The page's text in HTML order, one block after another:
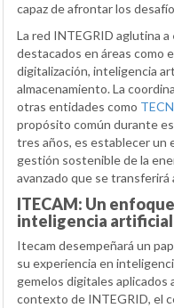
capaz de afrontar los
La red INTEGRID aglutina a
destacados en áreas como
digitalización, inteligencia
almacenamiento. La
otras entidades como
propósito común durante
tres años, es establecer un
gestión sostenible de la
avanzado que se transferirá
ITECAM: Un
inteligencia artificial
Itecam desempeñará un
su experiencia en
gemelos digitales aplicados
contexto de INTEGRID, el